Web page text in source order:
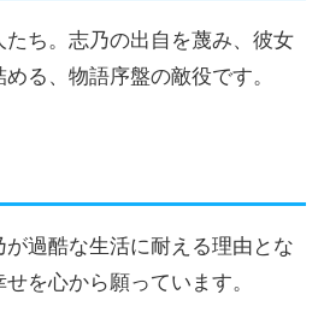
ち。志乃の出自を蔑み、彼女
る、物語序盤の敵役です。
過酷な生活に耐える理由とな
を心から願っています。